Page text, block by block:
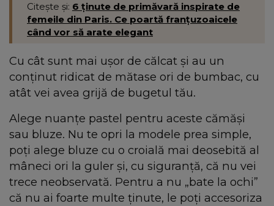
Citește și: 6 ținute de primăvară inspirate de
femeile din Paris. Ce poartă franțuzoaicele
când vor să arate elegant
Cu cât sunt mai ușor de călcat și au un
conținut ridicat de mătase ori de bumbac, cu
atât vei avea grijă de bugetul tău.
Alege nuanțe pastel pentru aceste cămăși
sau bluze. Nu te opri la modele prea simple,
poți alege bluze cu o croială mai deosebită al
mâneci ori la guler și, cu siguranță, că nu vei
trece neobservată. Pentru a nu „bate la ochi”
că nu ai foarte multe ținute, le poți accesoriza